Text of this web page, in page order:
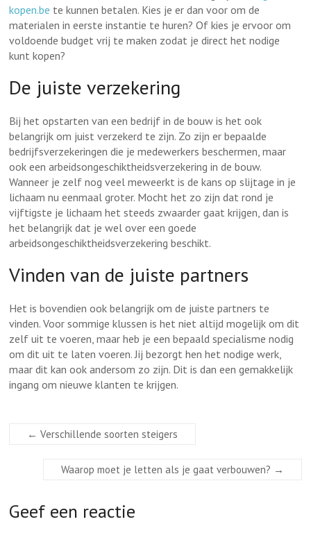
kopen.be te kunnen betalen. Kies je er dan voor om de
materialen in eerste instantie te huren? Of kies je ervoor om
voldoende budget vrij te maken zodat je direct het nodige
kunt kopen?
De juiste verzekering
Bij het opstarten van een bedrijf in de bouw is het ook
belangrijk om juist verzekerd te zijn. Zo zijn er bepaalde
bedrijfsverzekeringen die je medewerkers beschermen, maar
ook een arbeidsongeschiktheidsverzekering in de bouw.
Wanneer je zelf nog veel meweerkt is de kans op slijtage in je
lichaam nu eenmaal groter. Mocht het zo zijn dat rond je
vijftigste je lichaam het steeds zwaarder gaat krijgen, dan is
het belangrijk dat je wel over een goede
arbeidsongeschiktheidsverzekering beschikt.
Vinden van de juiste partners
Het is bovendien ook belangrijk om de juiste partners te
vinden. Voor sommige klussen is het niet altijd mogelijk om dit
zelf uit te voeren, maar heb je een bepaald specialisme nodig
om dit uit te laten voeren. Jij bezorgt hen het nodige werk,
maar dit kan ook andersom zo zijn. Dit is dan een gemakkelijk
ingang om nieuwe klanten te krijgen.
← Verschillende soorten steigers
Waarop moet je letten als je gaat verbouwen? →
Geef een reactie